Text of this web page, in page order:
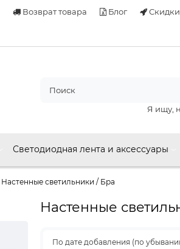
Возврат товара Блог Скидки
Я ищу,
Светодиодная лента и аксессуары
Настенные светильники / Бра
Настенные
По дате добавления (по